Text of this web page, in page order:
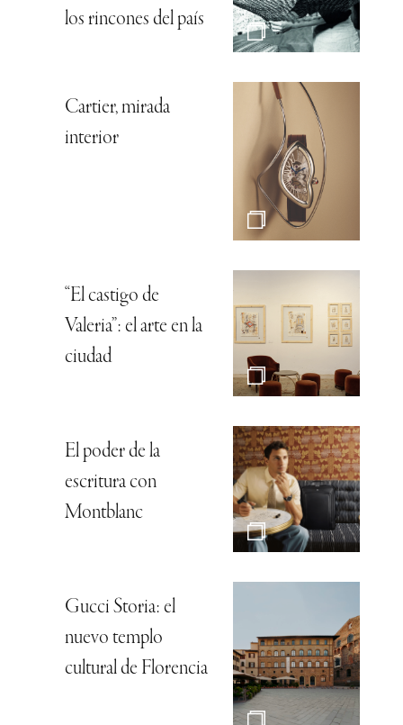
los rincones del país
Cartier, mirada
interior
“El castigo de
Valeria”: el arte en la
ciudad
El poder de la
escritura con
Montblanc
Gucci Storia: el
nuevo templo
cultural de Florencia